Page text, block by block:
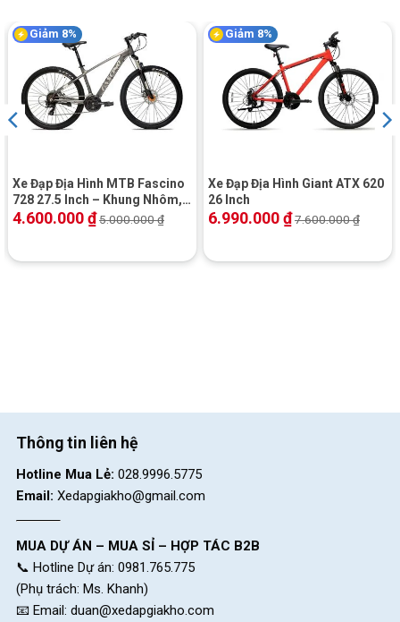
Giảm 8%
Xe Đạp Địa Hình MTB Fascino
728 27.5 Inch – Khung Nhôm,
Shimano
4.600.000₫5.000.000₫
Giảm 8%
Xe Đạp Địa Hình Giant ATX 620
26 Inch
6.990.000₫7.600.000₫
Thông tin liên hệ
Hotline Mua Lẻ: 028.9996.5775
Email: Xedapgiakho@gmail.com
MUA DỰ ÁN – MUA SỈ – HỢP TÁC B2B
📞 Hotline Dự án: 0981.765.775
(Phụ trách: Ms. Khanh)
📧 Email: duan@xedapgiakho.com